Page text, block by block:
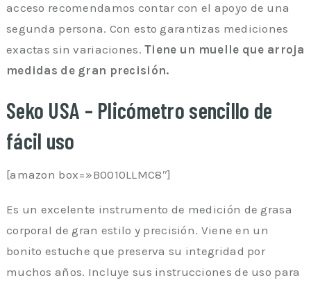
acceso recomendamos contar con el apoyo de una
segunda persona. Con esto garantizas mediciones
exactas sin variaciones.Tiene un muelle que arroja
medidas de gran precisión.
Seko USA – Plicómetro sencillo de
fácil uso
[amazon box=»B0010LLMC8″]
Es un excelente instrumento de medición de grasa
corporal de gran estilo y precisión. Viene en un
bonito estuche que preserva su integridad por
muchos años. Incluye sus instrucciones de uso para